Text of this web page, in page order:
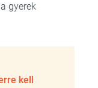
gyerek
kell